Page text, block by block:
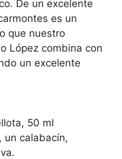
De un excelente
es un
que nuestro
López combina con
un excelente
50 ml
calabacín,